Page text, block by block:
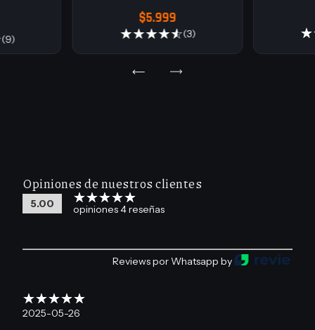
(9)
$5.999
(3)
Opiniones de nuestros clientes
5.00 opiniones 4 reseñas
Reviews por Whatsapp by
2025-05-26